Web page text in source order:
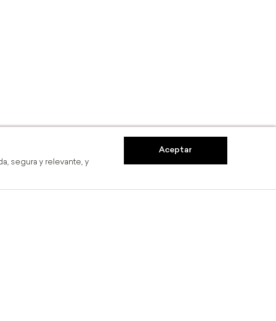
segura y relevante, y
Aceptar